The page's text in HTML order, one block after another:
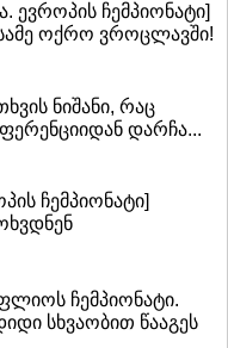
ევროპის ჩემპიონატი]
ოქრო ვროცლავში!
ნიშანი, რაც
დარჩა...
ჩემპიონატი]
ჩემპიონატი.
სხვაობით წააგეს